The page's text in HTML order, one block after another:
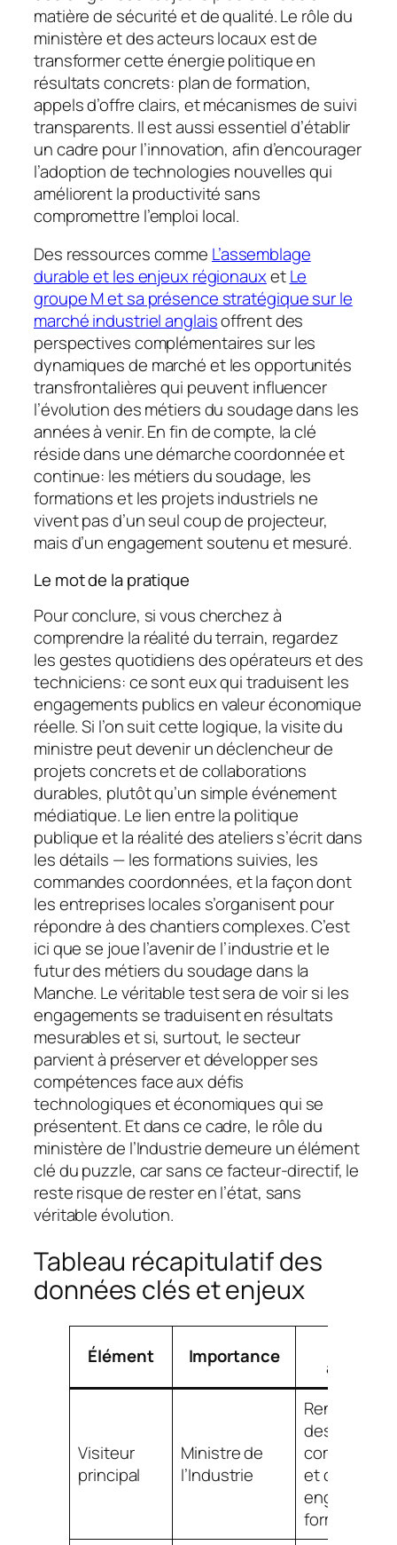
matière de sécurité et de qualité. Le rôle du
ministère et des acteurs locaux est de
transformer cette énergie politique en
résultats concrets: plan de formation,
appels d’offre clairs, et mécanismes de suivi
transparents. Il est aussi essentiel d’établir
un cadre pour l’innovation, afin d’encourager
l’adoption de technologies nouvelles qui
améliorent la productivité sans
compromettre l’emploi local.
Des ressources comme L’assemblage
durable et les enjeux régionauxetLe
groupe M et sa présence stratégique sur le
marché industriel anglaisoffrent des
perspectives complémentaires sur les
dynamiques de marché et les opportunités
transfrontalières qui peuvent influencer
l’évolution des métiers du soudage dans les
années à venir. En fin de compte, la clé
réside dans une démarche coordonnée et
continue: les métiers du soudage, les
formations et les projets industriels ne
vivent pas d’un seul coup de projecteur,
mais d’un engagement soutenu et mesuré.
Le mot de la pratique
Pour conclure, si vous cherchez à
comprendre la réalité du terrain, regardez
les gestes quotidiens des opérateurs et des
techniciens: ce sont eux qui traduisent les
engagements publics en valeur économique
réelle. Si l’on suit cette logique, la visite du
ministre peut devenir un déclencheur de
projets concrets et de collaborations
durables, plutôt qu’un simple événement
médiatique. Le lien entre la politique
publique et la réalité des ateliers s’écrit dans
les détails — les formations suivies, les
commandes coordonnées, et la façon dont
les entreprises locales s’organisent pour
répondre à des chantiers complexes. C’est
ici que se joue l’avenir de l’industrie et le
futur des métiers du soudage dans la
Manche. Le véritable test sera de voir si les
engagements se traduisent en résultats
mesurables et si, surtout, le secteur
parvient à préserver et développer ses
compétences face aux défis
technologiques et économiques qui se
présentent. Et dans ce cadre, le rôle du
ministère de l’Industrie demeure un élément
clé du puzzle, car sans ce facteur-directif, le
reste risque de rester en l’état, sans
véritable évolution.
Tableau récapitulatif des
données clés et enjeux
Élément Importance
attendu
Visiteur
principal
Ministre de
l’Industrie
des
commandes
et des
formation